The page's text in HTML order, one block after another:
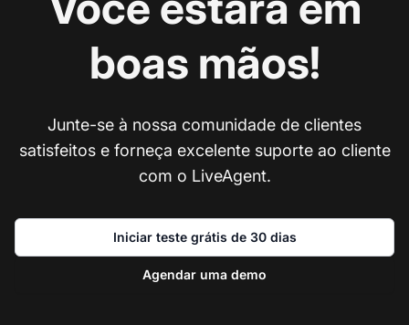
boas mãos!
Junte-se à nossa comunidade de clientes
satisfeitos e forneça excelente suporte ao cliente
com o LiveAgent.
Iniciar teste grátis de 30 dias
Agendar uma demo